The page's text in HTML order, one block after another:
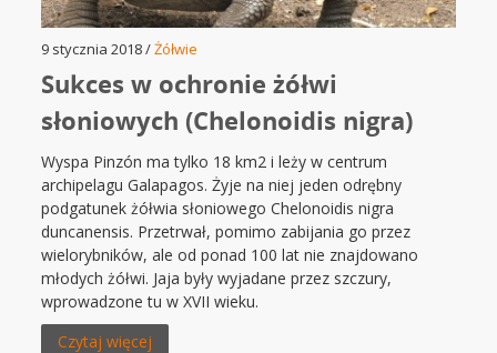
9 stycznia 2018 /Żółwie
Sukces w ochronie żółwi
słoniowych (Chelonoidis nigra)
Wyspa Pinzón ma tylko 18 km2 i leży w centrum
archipelagu Galapagos. Żyje na niej jeden odrębny
podgatunek żółwia słoniowego Chelonoidis nigra
duncanensis. Przetrwał, pomimo zabijania go przez
wielorybników, ale od ponad 100 lat nie znajdowano
młodych żółwi. Jaja były wyjadane przez szczury,
wprowadzone tu w XVII wieku.
Czytaj więcej